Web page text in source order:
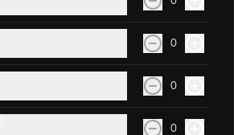
0
0
0